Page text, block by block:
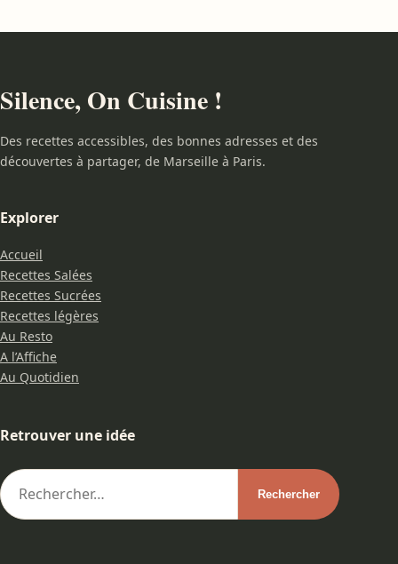
Silence, On Cuisine !
Des recettes accessibles, des bonnes adresses et des
découvertes à partager, de Marseille à Paris.
Explorer
Accueil
Recettes Salées
Recettes Sucrées
Recettes légères
Au Resto
A l’Affiche
Au Quotidien
Retrouver une idée